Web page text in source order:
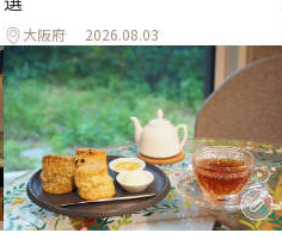
大阪府 2026.08.03